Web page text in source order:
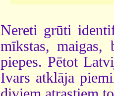
Nereti grūti
mīkstas, maigas,
piepes. Pētot
Ivars atklāja